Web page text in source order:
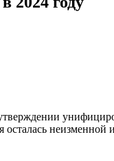
неизменной